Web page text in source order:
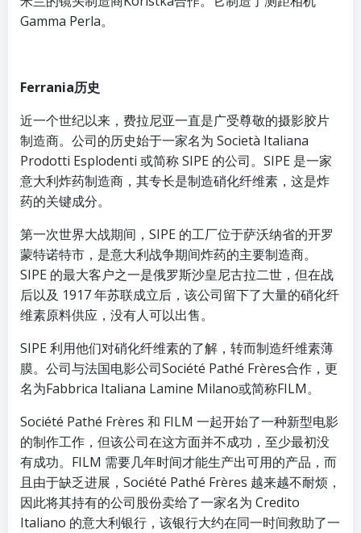
Gamma Perla。
Ferrania历史
近一个世纪以来，费拉尼亚一直是广受尊敬的摄影胶片
制造商。公司的历史始于一家名为 Società Italiana
Prodotti Esplodenti 或简称 SIPE 的公司。SIPE 是一家
意大利炸药制造商，其专长是制造硝化纤维素，这是炸
药的关键成分。
第一次世界大战期间，SIPE 的工厂位于萨沃纳省的开罗
蒙特诺特市，是意大利战争期间炸药的主要制造商。
SIPE 的最大客户之一是俄罗斯沙皇尼古拉二世，但在战
后以及 1917 年苏联成立后，该公司留下了大量的硝化纤
维素原料供应，没有人可以出售。
SIPE 利用他们对硝化纤维素的了解，转而制造纤维素薄
膜。公司与法国电影公司Société Pathé Frères合作，更
名为Fabbrica Italiana Lamine Milano或简称FILM。
Société Pathé Frères 和 FILM 一起开始了一种新型电影
的制作工作，但该公司在这方面并不成功，至少最初没
有成功。FILM 需要几年时间才能生产出可用的产品，而
且由于缺乏进展，Société Pathé Frères 越来越不耐烦，
因此将其持有的公司股份卖给了一家名为 Credito
Italiano 的意大利银行，该银行大约在同一时间救助了一